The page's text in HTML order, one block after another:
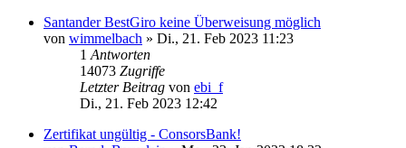
Santander BestGiro keine Überweisung möglich
von wimmelbach » Di., 21. Feb 2023 11:23
1 Antworten
14073 Zugriffe
Letzter Beitrag von ebi_f
Di., 21. Feb 2023 12:42
Zertifikat ungültig - ConsorsBank!